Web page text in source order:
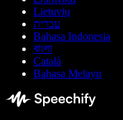
Lietuvių
עברית
Bahasa Indonesia
বাংলা
Català
Bahasa Melayu